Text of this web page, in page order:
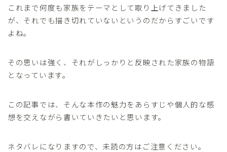
これまで何度も家族をテーマとして取り上げてきました
が、それでも描き切れていないというのだからすごいです
よね。
その思いは強く、それがしっかりと反映された家族の物語
となっています。
この記事では、そんな本作の魅力をあらすじや個人的な感
想を交えながら書いていきたいと思います。
ネタバレになりますので、未読の方はご注意ください。